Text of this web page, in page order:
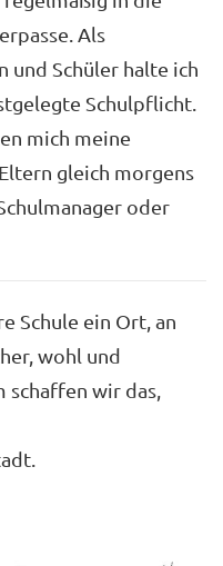
Als
und Schüler halte ich
Schulpflicht.
mich meine
gleich morgens
oder
Schule ein Ort, an
wohl und
wir das,